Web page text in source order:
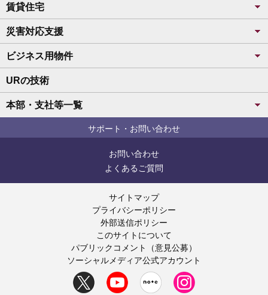
賃貸住宅
災害対応支援
ビジネス用物件
URの技術
本部・支社等一覧
サポート・お問い合わせ
お問い合わせ
よくあるご質問
サイトマップ
プライバシーポリシー
外部送信ポリシー
このサイトについて
パブリックコメント（意見公募）
ソーシャルメディア公式アカウント